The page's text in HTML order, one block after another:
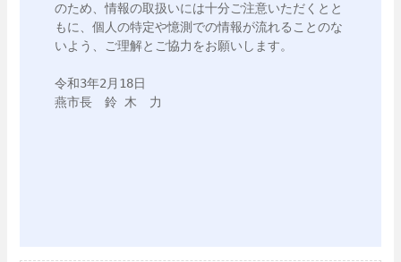
のため、情報の取扱いには十分ご注意いただくとと
もに、個人の特定や憶測での情報が流れることのな
いよう、ご理解とご協力をお願いします。
令和3年2月18日
燕市長　鈴 木　力